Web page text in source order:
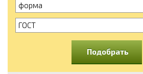
форма
ГОСТ
Подобрать